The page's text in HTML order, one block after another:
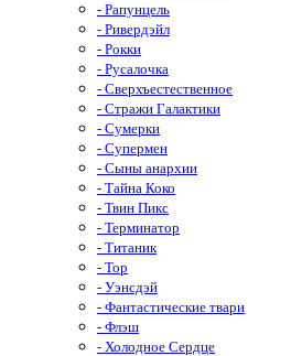
- Рапунцель
- Ривердэйл
- Рокки
- Русалочка
- Сверхъестественное
- Стражи Галактики
- Сумерки
- Супермен
- Сыны анархии
- Тайна Коко
- Твин Пикс
- Терминатор
- Титаник
- Тор
- Уэнсдэй
- Фантастические твари
- Флэш
- Холодное Сердце